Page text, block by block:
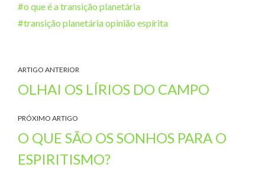
o que é a transição planetária
transição planetária opinião espírita
ARTIGO ANTERIOR
OLHAI OS LÍRIOS DO CAMPO
PRÓXIMO ARTIGO
O QUE SÃO OS SONHOS PARA O
ESPIRITISMO?